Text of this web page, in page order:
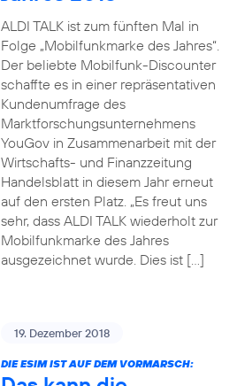
ALDI TALK ist zum fünften Mal in
Folge „Mobilfunkmarke des Jahres“.
Der beliebte Mobilfunk-Discounter
schaffte es in einer repräsentativen
Kundenumfrage des
Marktforschungsunternehmens
YouGov in Zusammenarbeit mit der
Wirtschafts- und Finanzzeitung
Handelsblatt in diesem Jahr erneut
auf den ersten Platz. „Es freut uns
sehr, dass ALDI TALK wiederholt zur
Mobilfunkmarke des Jahres
ausgezeichnet wurde. Dies ist […]
19. Dezember 2018
DIE ESIM IST AUF DEM VORMARSCH: